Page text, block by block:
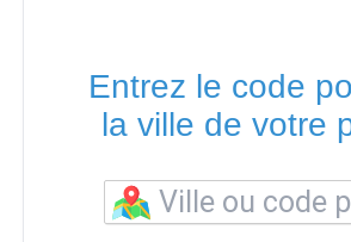
Entrez le code
la ville de votre